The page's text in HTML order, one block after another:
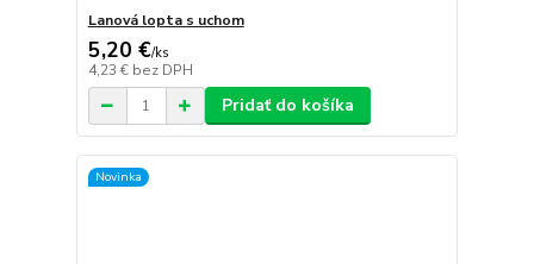
Lanová lopta s uchom
5,20 €/ks
4,23 € bez DPH
Pridať do košíka
Novinka